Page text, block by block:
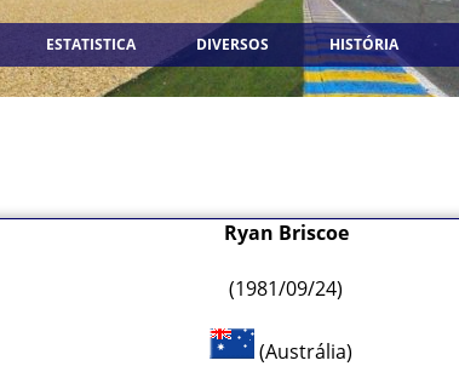
ESTATISTICA DIVERSOS HISTÓRIA
Ryan Briscoe
(1981/09/24)
(Austrália)